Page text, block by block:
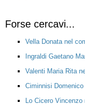
Forse cercavi...
Vella Donata nel
Ingraldi Gaetano
Valenti Maria Rita
Ciminnisi
Lo Cicero